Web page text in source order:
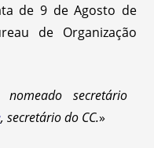
de 9 de Agosto de
de Organização
secretário
, secretário do CC.»